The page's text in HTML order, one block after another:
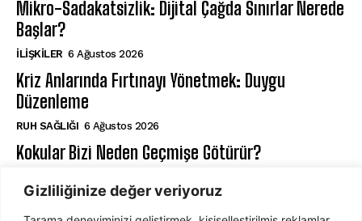
Gizliliğinize değer veriyoruz
Mikro-Sadakatsizlik: Dijital Çağda Sınırlar Nerede
Başlar?
İLIŞKILER 6 Ağustos 2026
Kriz Anlarında Fırtınayı Yönetmek: Duygu
Düzenleme
⁠RUH SAĞLIĞI 6 Ağustos 2026
Kokular Bizi Neden Geçmişe Götürür?